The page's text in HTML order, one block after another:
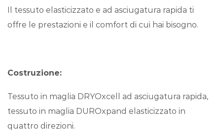
Il tessuto elasticizzato e ad asciugatura rapida ti
offre le prestazioni e il comfort di cui hai bisogno.
Costruzione:
Tessuto in maglia DRYOxcell ad asciugatura rapida,
tessuto in maglia DUROxpand elasticizzato in
quattro direzioni.